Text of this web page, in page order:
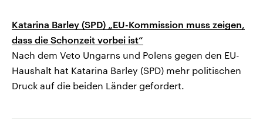
Katarina Barley (SPD) „EU-Kommission muss zeigen,
dass die Schonzeit vorbei ist“
Nach dem Veto Ungarns und Polens gegen den EU-
Haushalt hat Katarina Barley (SPD) mehr politischen
Druck auf die beiden Länder gefordert.